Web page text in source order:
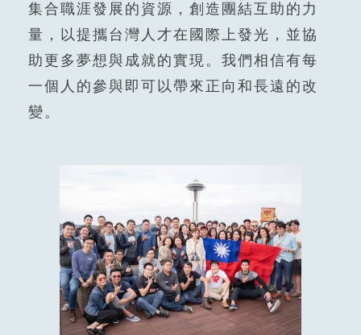
集合職涯發展的資源，創造團結互助的力
量，以提攜台灣人才在國際上發光，並協
助更多夢想與成就的實現。我們相信有每
一個人的參與即可以帶來正向和長遠的改
變。